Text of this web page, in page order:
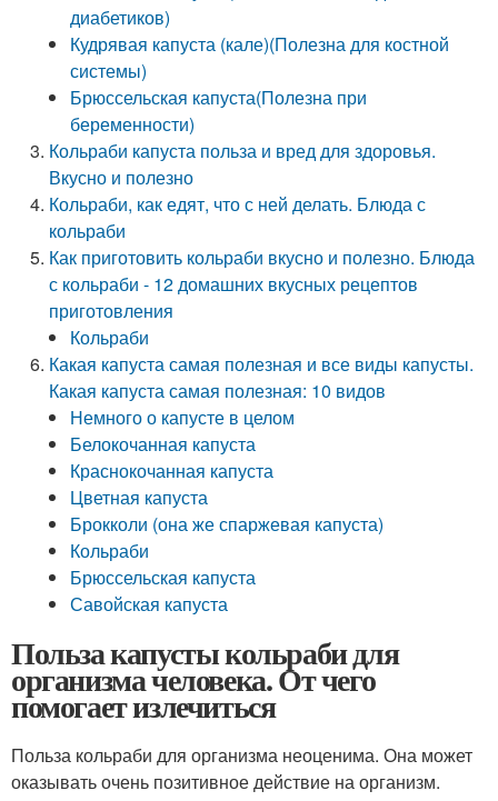
диабетиков)
Кудрявая капуста (кале)(Полезна для костной
системы)
Брюссельская капуста(Полезна при
беременности)
Кольраби капуста польза и вред для здоровья.
Вкусно и полезно
Кольраби, как едят, что с ней делать. Блюда с
кольраби
Как приготовить кольраби вкусно и полезно. Блюда
с кольраби - 12 домашних вкусных рецептов
приготовления
Кольраби
Какая капуста самая полезная и все виды капусты.
Какая капуста самая полезная: 10 видов
Немного о капусте в целом
Белокочанная капуста
Краснокочанная капуста
Цветная капуста
Брокколи (она же спаржевая капуста)
Кольраби
Брюссельская капуста
Савойская капуста
Польза капусты кольраби для
организма человека. От чего
помогает излечиться
Польза кольраби для организма неоценима. Она может
оказывать очень позитивное действие на организм.